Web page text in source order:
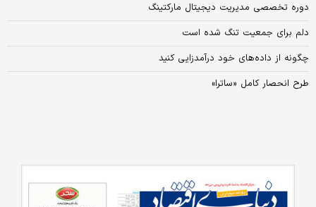
دوره تخصصی مدیریت دیجیتال مارکتینگ
دلم برای جمعیت تنگ شده است
چگونه از داده‌های خود درآمدزایی کنید
طرح انحصار کامل «ساترا»